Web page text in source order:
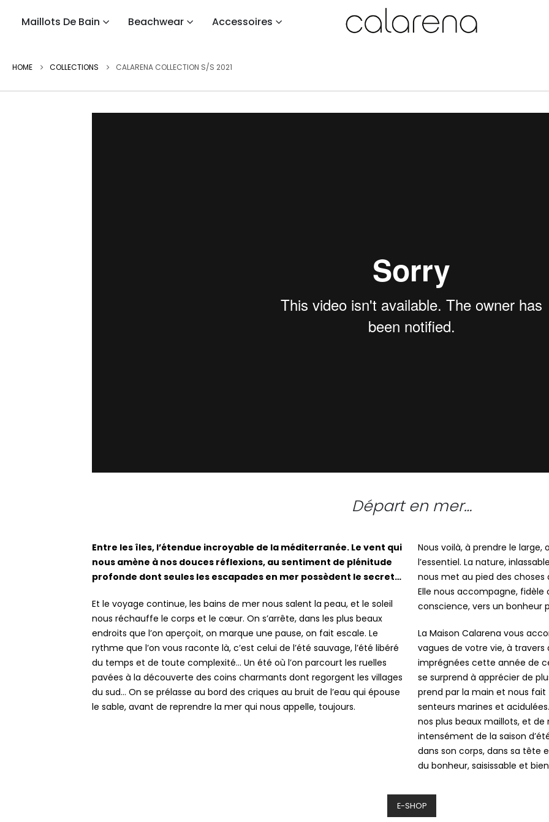
Maillots De Bain Beachwear Accessoires
HOME COLLECTIONS CALARENA COLLECTION S/S 2021
Départ en mer…
Entre les îles, l’étendue incroyable de la méditerranée. Le vent qui
nous amène à nos douces réflexions, au sentiment de plénitude
profonde dont seules les escapades en mer possèdent le secret…
Et le voyage continue, les bains de mer nous salent la peau, et le soleil
nous réchauffe le corps et le cœur. On s’arrête, dans les plus beaux
endroits que l’on aperçoit, on marque une pause, on fait escale. Le
rythme que l’on vous raconte là, c’est celui de l’été sauvage, l’été libéré
du temps et de toute complexité… Un été où l’on parcourt les ruelles
pavées à la découverte des coins charmants dont regorgent les villages
du sud… On se prélasse au bord des criques au bruit de l’eau qui épouse
le sable, avant de reprendre la mer qui nous appelle, toujours.
Nous voilà, à prendre le large,
l’essentiel. La nature,
nous met au pied des choses
Elle nous accompagne,
conscience, vers un bonheur
La Maison Calarena vous
vagues de votre vie, à
imprégnées cette année de
se surprend à apprécier de
prend par la main et nous fait
senteurs marines et
nos plus beaux maillots, et
intensément de la saison
dans son corps, dans sa tête
du bonheur, saisissable et
E-SHOP